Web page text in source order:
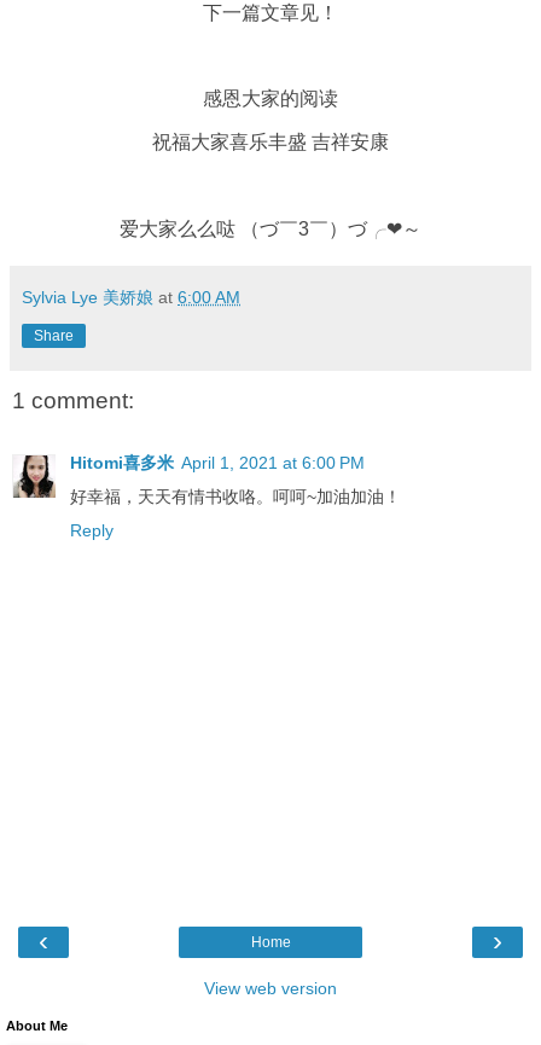
下一篇文章见！
感恩大家的阅读
祝福大家喜乐丰盛 吉祥安康
爱大家么么哒 （づ￣3￣）づ╭❤～
Sylvia Lye 美娇娘 at 6:00 AM
Share
1 comment:
Hitomi喜多米 April 1, 2021 at 6:00 PM
好幸福，天天有情书收咯。呵呵~加油加油！
Reply
‹ ›
Home
View web version
About Me